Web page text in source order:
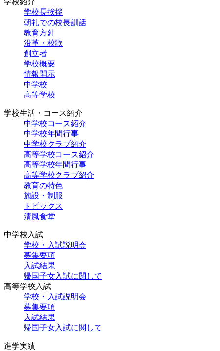
学校紹介
学校長挨拶
朝礼での校長訓話
教育方針
沿革・校歌
創立者
学校概要
情報開示
中学校
高等学校
学校生活・コース紹介
中学校コース紹介
中学校年間行事
中学校クラブ紹介
高等学校コース紹介
高等学校年間行事
高等学校クラブ紹介
教育の特色
施設・制服
トピックス
清風食堂
中学校入試
学校・入試説明会
募集要項
入試結果
帰国子女入試に関して
高等学校入試
学校・入試説明会
募集要項
入試結果
帰国子女入試に関して
進学実績